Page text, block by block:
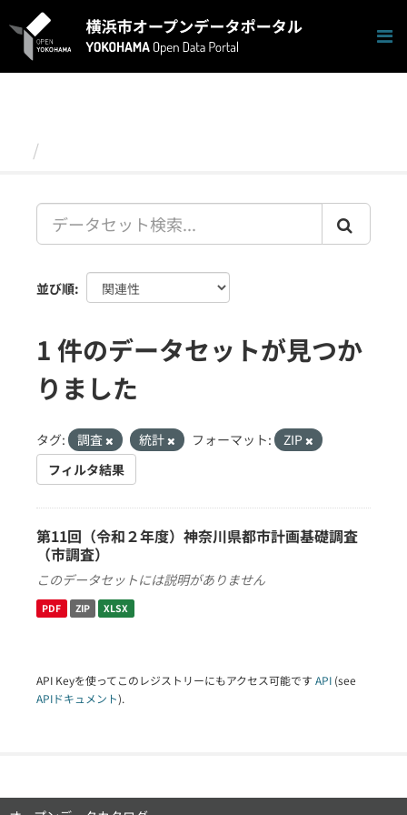
キ
並び順
1 件のデータセットが見つか
りました
タグ: 調査 統計 フォーマット:
ZIP
フィルタ結果
第11回（令和２年度）神奈川県都市計画基礎調査
（市調査）
このデータセットには説明がありません
PDF ZIP XLSX
API Keyを使ってこのレジストリーにもアクセス可能です API (see
APIドキュメント).